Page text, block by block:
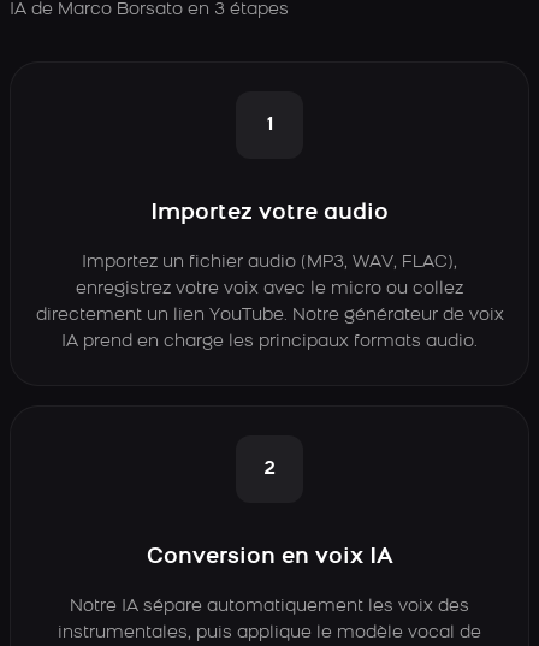
IA de Marco Borsato en 3 étapes
1
Importez votre audio
Importez un fichier audio (MP3, WAV, FLAC),
enregistrez votre voix avec le micro ou collez
directement un lien YouTube. Notre générateur de voix
IA prend en charge les principaux formats audio.
2
Conversion en voix IA
Notre IA sépare automatiquement les voix des
instrumentales, puis applique le modèle vocal de